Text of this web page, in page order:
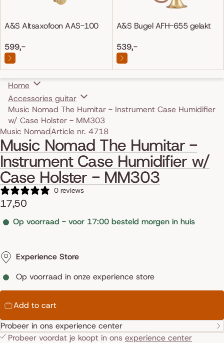
A&S Altsaxofoon AAS-100
599,-
A&S Bugel AFH-655 gelakt
539,-
Home
Accessories guitar
Music Nomad The Humitar - Instrument Case Humidifier
w/ Case Holster - MM303
Skip to product information
Music NomadArticle nr. 4718
Music Nomad The Humitar -
Instrument Case Humidifier w/
Case Holster - MM303
0 reviews
17,50
Op voorraad - voor 17:00 besteld morgen in huis
Experience Store
Op voorraad in onze experience store
Add to cart
Probeer in ons experience center
Probeer voordat je koopt in ons experience center